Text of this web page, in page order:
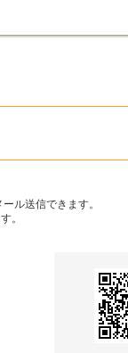
ル送信できます。
。